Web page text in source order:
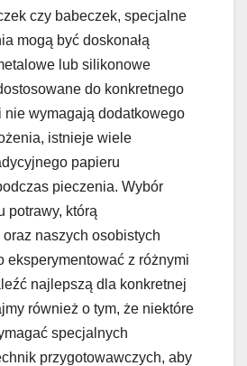
czy babeczek, specjalne
mogą być doskonałą
lub silikonowe
do konkretnego
nie wymagają dodatkowego
istnieje wiele
papieru
pieczenia. Wybór
potrawy, którą
naszych osobistych
eksperymentować z różnymi
najlepszą dla konkretnej
również o tym, że niektóre
specjalnych
przygotowawczych, aby